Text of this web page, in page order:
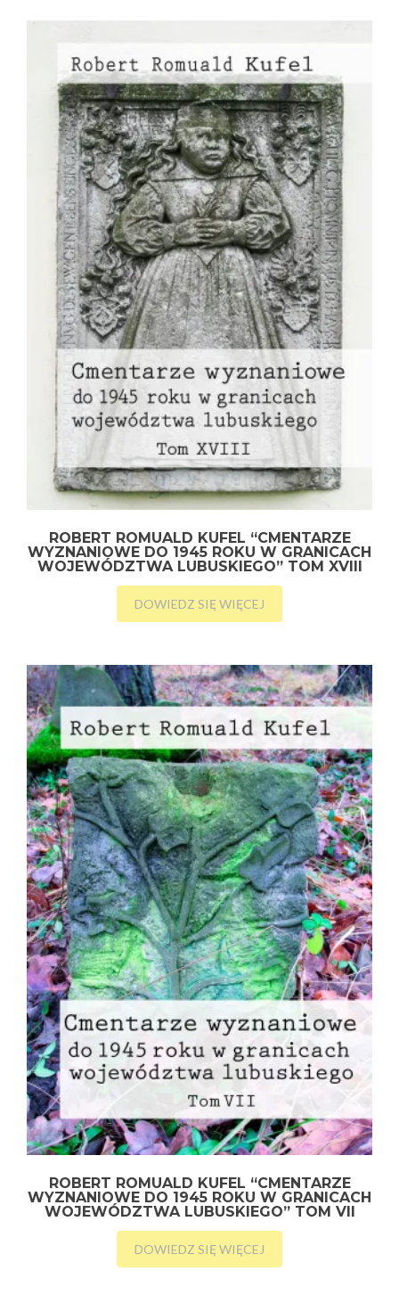
ROBERT ROMUALD KUFEL “CMENTARZE
WYZNANIOWE DO 1945 ROKU W GRANICACH
WOJEWÓDZTWA LUBUSKIEGO” TOM XVIII
DOWIEDZ SIĘ WIĘCEJ
ROBERT ROMUALD KUFEL “CMENTARZE
WYZNANIOWE DO 1945 ROKU W GRANICACH
WOJEWÓDZTWA LUBUSKIEGO” TOM VII
DOWIEDZ SIĘ WIĘCEJ